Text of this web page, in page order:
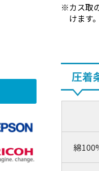
カス取
けます。
圧着
綿